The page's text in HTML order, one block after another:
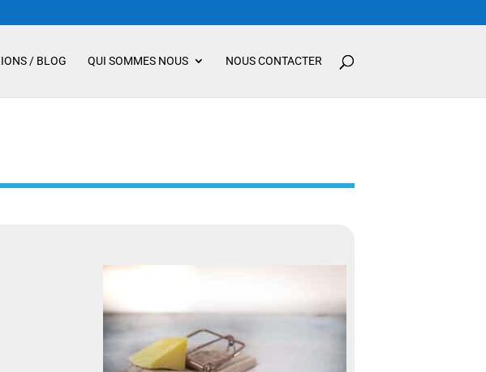
/ BLOG QUI SOMMES NOUS NOUS CONTACTER